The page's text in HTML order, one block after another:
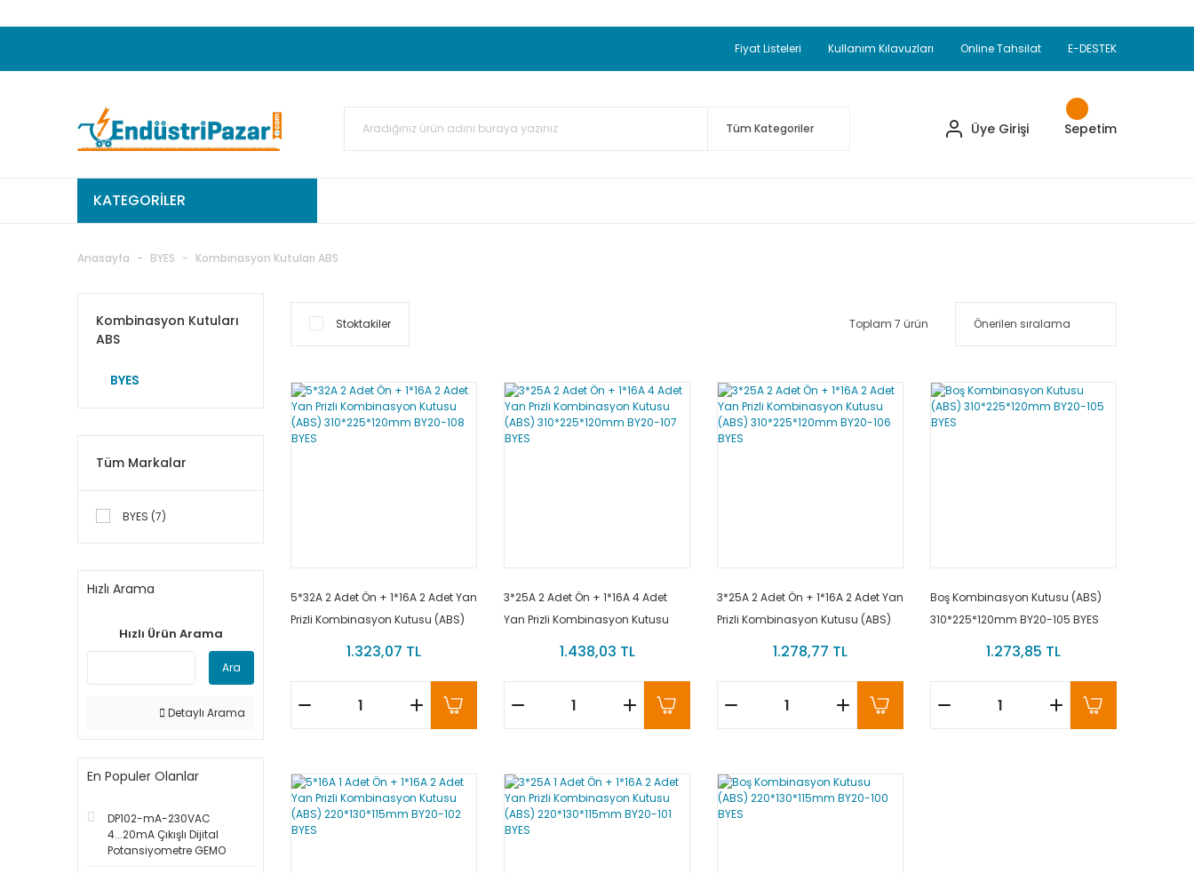
20.000TL ve Üzeri Alışverişlerinizde KARGO BEDAVATC Standart Bayonet J Tip Termokupul Ürünlerinde 50 Adet Alımlarda Sepette Ekstra %5 İskonto...
TC Standart Bayonet J Tip Termokupul Ürünlerinde 250 Adet Alımlarda Sepette
50.000,00TL ve Üzeri EMKO Ürünleri Alışverişlerinizde Sepette
Fiyat Listeleri Kullanım Kılavuzları Online Tahsilat E-DESTEK
Üye Girişi Sepetim
KATEGORİLER
Anasayfa BYES Kombinasyon Kutuları ABS
Kombinasyon Kutuları
ABS
BYES
Tüm Markalar
BYES (7)
Hızlı Arama
Hızlı Ürün Arama
Ara
Detaylı Arama
En Populer Olanlar
DP102-mA-230VAC
4...20mA Çıkışlı Dijital
Potansiyometre GEMO
Stoktakiler Toplam 7 ürün
5*32A 2 Adet Ön + 1*16A 2 Adet Yan
Prizli Kombinasyon Kutusu (ABS)
1.323,07 TL
3*25A 2 Adet Ön + 1*16A 4 Adet
Yan Prizli Kombinasyon Kutusu
1.438,03 TL
3*25A 2 Adet Ön + 1*16A 2 Adet Yan
Prizli Kombinasyon Kutusu (ABS)
1.278,77 TL
Boş Kombinasyon Kutusu (ABS)
310*225*120mm BY20-105 BYES
1.273,85 TL